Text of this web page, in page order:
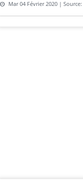
Mar 04 Février 2020 | Source: